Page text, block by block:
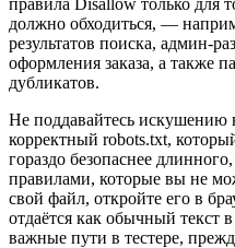
должно обходиться, —
результатов поиска, админ-
оформления заказа, а также
дубликатов.
Не поддавайтесь искушению
корректный robots.txt,
гораздо безопаснее
правилами, которые вы не
свой файл, откройте его в
отдаётся как обычный текст
важные пути в тестере,